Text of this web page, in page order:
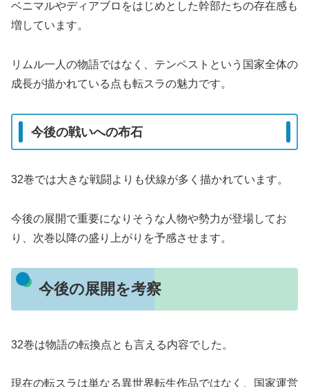
ベニマルやディアブロをはじめとした幹部たちの存在感も
増しています。
リムル一人の物語ではなく、テンペストという国家全体の
成長が描かれている点も転スラの魅力です。
今後の戦いへの布石
32巻では大きな戦闘よりも伏線が多く描かれています。
今後の展開で重要になりそうな人物や勢力が登場してお
り、次巻以降の盛り上がりを予感させます。
今後の展開を考察
32巻は物語の転換点とも言える内容でした。
現在の転スラは単なる異世界転生作品ではなく、国家運営